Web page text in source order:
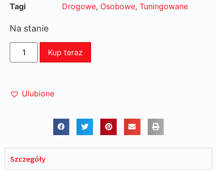
Tagi
Drogowe, Osobowe, Tuningowane
Na stanie
Kup teraz
Ulubione
Szczegóły